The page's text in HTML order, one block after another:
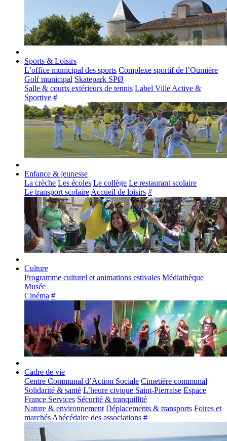
Sports & Loisirs
L’office municipal des sports Complexe sportif de l’Oumière
Golf municipal Skatepark SPØ
Salle & courts extérieurs de tennis Label Ville Active &
Sportive #
Enfance & jeunesse
La crèche Les écoles Le collège Le restaurant scolaire
Le transport scolaire Accueil de loisirs #
Culture
Programme culturel et animations estivales Médiathèque
Musée
Cinéma #
Cadre de vie
Centre Communal d’Action Sociale Cimetière communal
Solidarité & santé L’heure civique Saint-Pierraise Espace
France Services Sécurité & tranquillité
Nature & environnement Déplacements & transports Foires et
marchés Abécédaire des associations #